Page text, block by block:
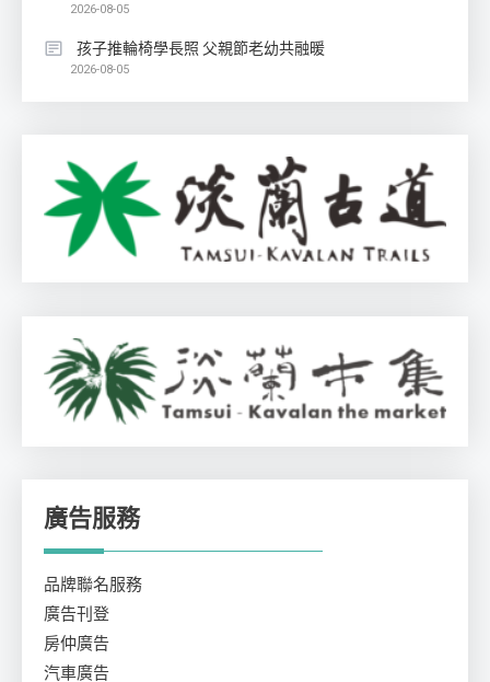
2026-08-05
孩子推輪椅學長照 父親節老幼共融暖
2026-08-05
廣告服務
品牌聯名服務
廣告刊登
房仲廣告
汽車廣告